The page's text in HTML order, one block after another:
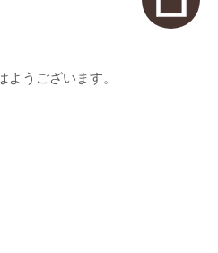
うございます。